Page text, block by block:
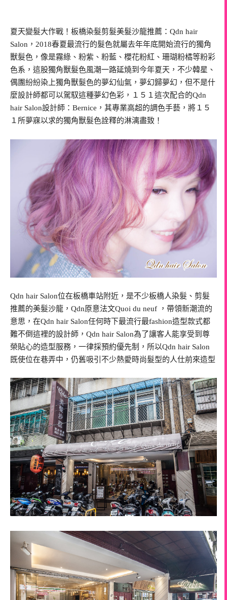
夏天變髮大作戰！板橋染髮剪髮美髮沙龍推薦：Qdn hair
Salon，2018春夏最流行的髮色就屬去年年底開始流行的獨角
獸髮色，像是霧綠、粉紫、粉藍、櫻花粉紅、珊瑚粉橘等粉彩
色系，這股獨角獸髮色風潮一路延燒到今年夏天，不少韓星、
偶團紛紛染上獨角獸髮色的夢幻仙氣，夢幻歸夢幻，但不是什
麼設計師都可以駕馭這種夢幻色彩，１５１這次配合的Qdn
hair Salon設計師：Bernice，其專業高超的調色手藝，將１５
１所夢寐以求的獨角獸髮色詮釋的淋漓盡致！
Qdn hair Salon位在板橋車站附近，是不少板橋人染髮、剪髮
推薦的美髮沙龍，Qdn原意法文Quoi du neuf ，帶領新潮流的
意思，在Qdn hair Salon任何時下最流行最fashion造型款式都
難不倒這裡的設計師，Qdn hair Salon為了讓客人能享受到尊
榮貼心的造型服務，一律採預約優先制，所以Qdn hair Salon
既使位在巷弄中，仍舊吸引不少熱愛時尚髮型的人仕前來造型